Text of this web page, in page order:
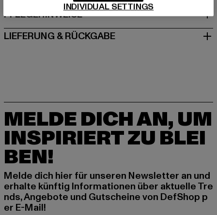
PFLEGEHINWEISE
LIEFERUNG & RÜCKGABE
MELDE DICH AN, UM
INSPIRIERT ZU BLEI
BEN!
Melde dich hier für unseren Newsletter an und
erhalte künftig Informationen über aktuelle Tre
nds, Angebote und Gutscheine von DefShop p
er E-Mail!
INDIVIDUAL SETTINGS